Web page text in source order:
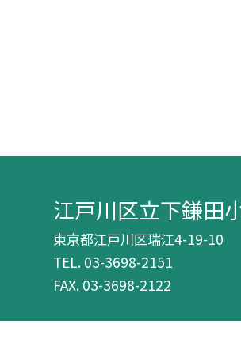
江戸川区立下鎌田
東京都江戸川区瑞江4-19-10
TEL. 03-3698-2151
FAX. 03-3698-2122